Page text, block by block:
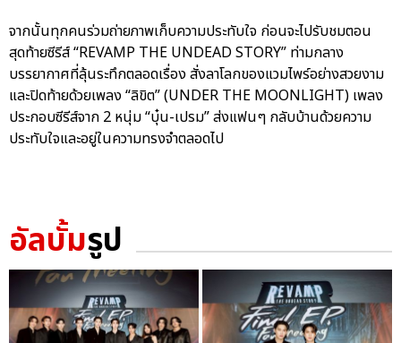
จากนั้นทุกคนร่วมถ่ายภาพเก็บความประทับใจ ก่อนจะไปรับชมตอน
สุดท้ายซีรีส์ “REVAMP THE UNDEAD STORY” ท่ามกลาง
บรรยากาศที่ลุ้นระทึกตลอดเรื่อง สั่งลาโลกของแวมไพร์อย่างสวยงาม
และปิดท้ายด้วยเพลง “ลิขิต” (UNDER THE MOONLIGHT) เพลง
ประกอบซีรีส์จาก 2 หนุ่ม “บุ๋น-เปรม” ส่งแฟนๆ กลับบ้านด้วยความ
ประทับใจและอยู่ในความทรงจำตลอดไป
อัลบั้มรูป